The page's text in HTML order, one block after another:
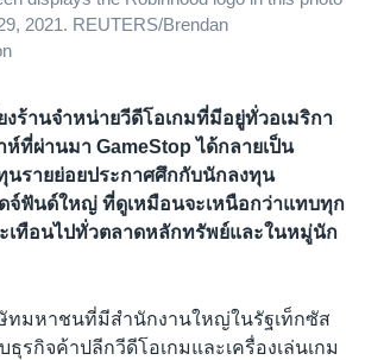
2021. REUTERS/Brendan
งร้านจำหน่ายวีดีโอเกมที่มีอยู่ทั่วอเมริกา
ที่ผ่านมา GameStop ได้กลายเป็น
รายย่อยประกาศศึกกับนักลงทุน
จ์ฟันด์ใหญ่ ที่ดูเหมือนจะเหนือกว่าแทบทุก
เทือนไปทั่วตลาดหลักทรัพย์และในหมู่นัก
ษัทมหาชนที่มีสำนักงานใหญ่ในรัฐเท็กซัส
ธุรกิจค้าปลีกวีดีโอเกมและเครื่องเล่นเกม